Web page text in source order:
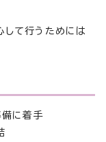
して行うためには
に着手